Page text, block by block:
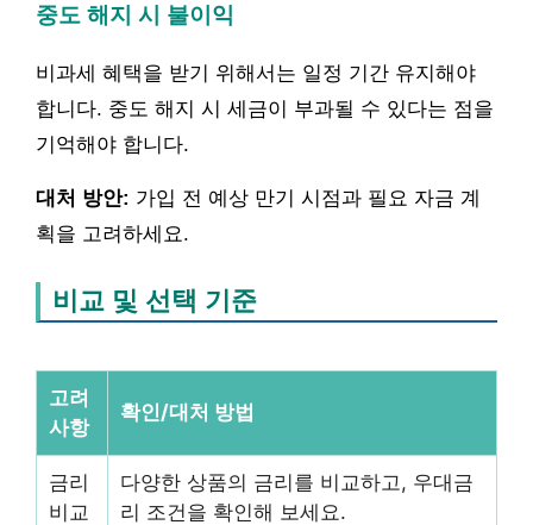
중도 해지 시 불이익
비과세 혜택을 받기 위해서는 일정 기간 유지해야
합니다. 중도 해지 시 세금이 부과될 수 있다는 점을
기억해야 합니다.
대처 방안: 가입 전 예상 만기 시점과 필요 자금 계
획을 고려하세요.
비교 및 선택 기준
고려
사항
확인/대처 방법
금리
비교
다양한 상품의 금리를 비교하고, 우대금
리 조건을 확인해 보세요.